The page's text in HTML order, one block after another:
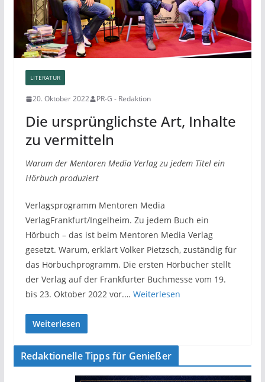
LITERATUR
20. Oktober 2022 PR-G - Redaktion
Die ursprünglichste Art, Inhalte
zu vermitteln
Warum der Mentoren Media Verlag zu jedem Titel ein
Hörbuch produziert
Verlagsprogramm Mentoren Media
VerlagFrankfurt/Ingelheim. Zu jedem Buch ein
Hörbuch – das ist beim Mentoren Media Verlag
gesetzt. Warum, erklärt Volker Pietzsch, zuständig für
das Hörbuchprogramm. Die ersten Hörbücher stellt
der Verlag auf der Frankfurter Buchmesse vom 19.
bis 23. Oktober 2022 vor.… Weiterlesen
Weiterlesen
Redaktionelle Tipps für Genießer